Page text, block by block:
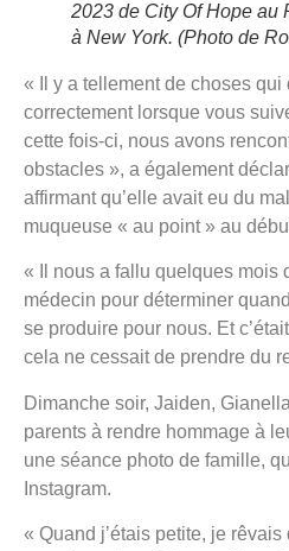
2023 de City Of Hope au
à New York. (Photo de
« Il y a tellement de choses qui
correctement lorsque vous
cette fois-ci, nous avons
obstacles », a également
affirmant qu’elle avait eu du
muqueuse « au point » au
« Il nous a fallu quelques mois
médecin pour déterminer
se produire pour nous. Et
cela ne cessait de prendre du
Dimanche soir, Jaiden,
parents à rendre hommage à
une séance photo de famille,
Instagram.
« Quand j’étais petite, je